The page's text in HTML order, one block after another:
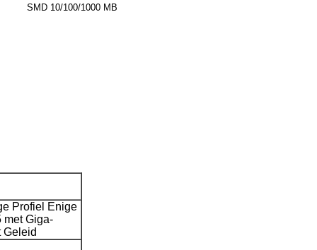
SMD 10/100/1000 MB
Profiel Enige
met Giga-
Geleid